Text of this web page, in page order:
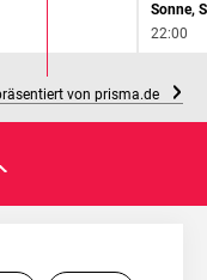
22:00
von prisma.de